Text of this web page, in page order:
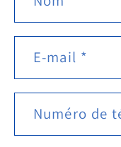
E-mail *
Numéro de